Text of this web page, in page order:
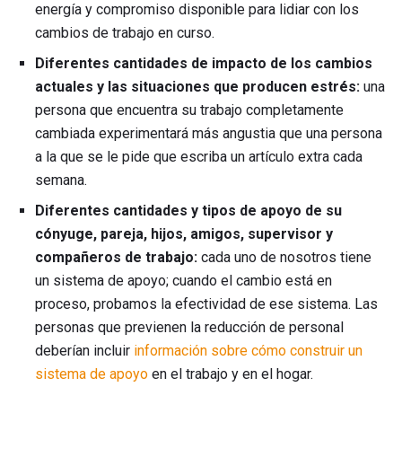
energía y compromiso disponible para lidiar con los
cambios de trabajo en curso.
Diferentes cantidades de impacto de los cambios
actuales y las situaciones que producen estrés: una
persona que encuentra su trabajo completamente
cambiada experimentará más angustia que una persona
a la que se le pide que escriba un artículo extra cada
semana.
Diferentes cantidades y tipos de apoyo de su
cónyuge, pareja, hijos, amigos, supervisor y
compañeros de trabajo: cada uno de nosotros tiene
un sistema de apoyo; cuando el cambio está en
proceso, probamos la efectividad de ese sistema. Las
personas que previenen la reducción de personal
deberían incluir información sobre cómo construir un
sistema de apoyo en el trabajo y en el hogar.